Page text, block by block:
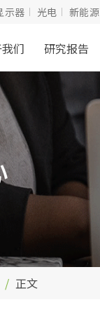
示器 光电 新能源
们 研究报告
正文